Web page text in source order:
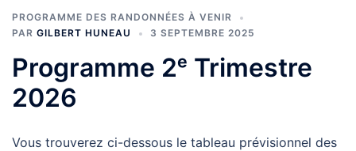
PROGRAMME DES RANDONNÉES À VENIR
PAR GILBERT HUNEAU 3 SEPTEMBRE 2025
Programme 2ᵉ Trimestre
2026
Vous trouverez ci-dessous le tableau prévisionnel des